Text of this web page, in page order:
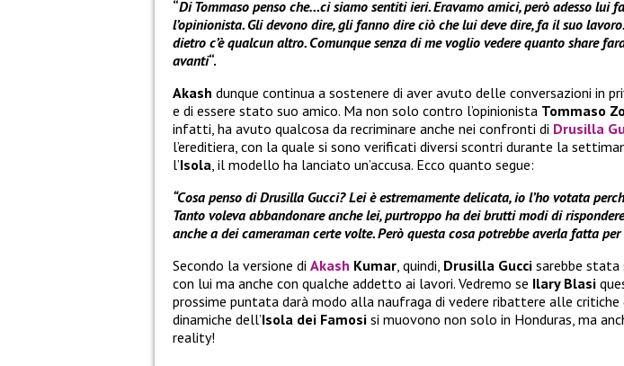
“Di Tommaso penso che…ci siamo sentiti ieri. Eravamo amici, però adesso lui
l’opinionista. Gli devono dire, gli fanno dire ciò che lui deve dire, fa il suo
dietro c’è qualcun altro. Comunque senza di me voglio vedere quanto share
avanti“.
Akash dunque continua a sostenere di aver avuto delle conversazioni in
e di essere stato suo amico. Ma non solo contro l’opinionista Tommaso
infatti, ha avuto qualcosa da recriminare anche nei confronti di Drusilla
l’ereditiera, con la quale si sono verificati diversi scontri durante la
l’Isola, il modello ha lanciato un’accusa. Ecco quanto segue:
“Cosa penso di Drusilla Gucci? Lei è estremamente delicata, io l’ho votata
Tanto voleva abbandonare anche lei, purtroppo ha dei brutti modi di
anche a dei cameraman certe volte. Però questa cosa potrebbe averla fatta per
Secondo la versione di Akash Kumar, quindi, Drusilla Gucci sarebbe
con lui ma anche con qualche addetto ai lavori. Vedremo se Ilary Blasi
prossime puntata darà modo alla naufraga di vedere ribattere alle critiche
dinamiche dell’Isola dei Famosi si muovono non solo in Honduras, ma
reality!